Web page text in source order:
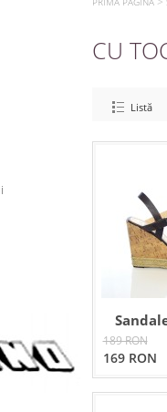
CU
Listă
189 RON
169 RON